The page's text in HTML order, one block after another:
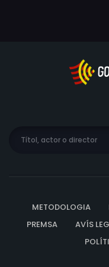
METODOLOGIA
PREMSA
AVÍS